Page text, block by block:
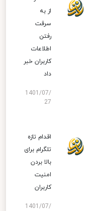
از به
سرقت
رفتن
اطلاعات
کاربران خبر
داد
1401/07/
27
اقدام تازه
تلگرام برای
بالا بردن
امنیت
کاربران
1401/07/